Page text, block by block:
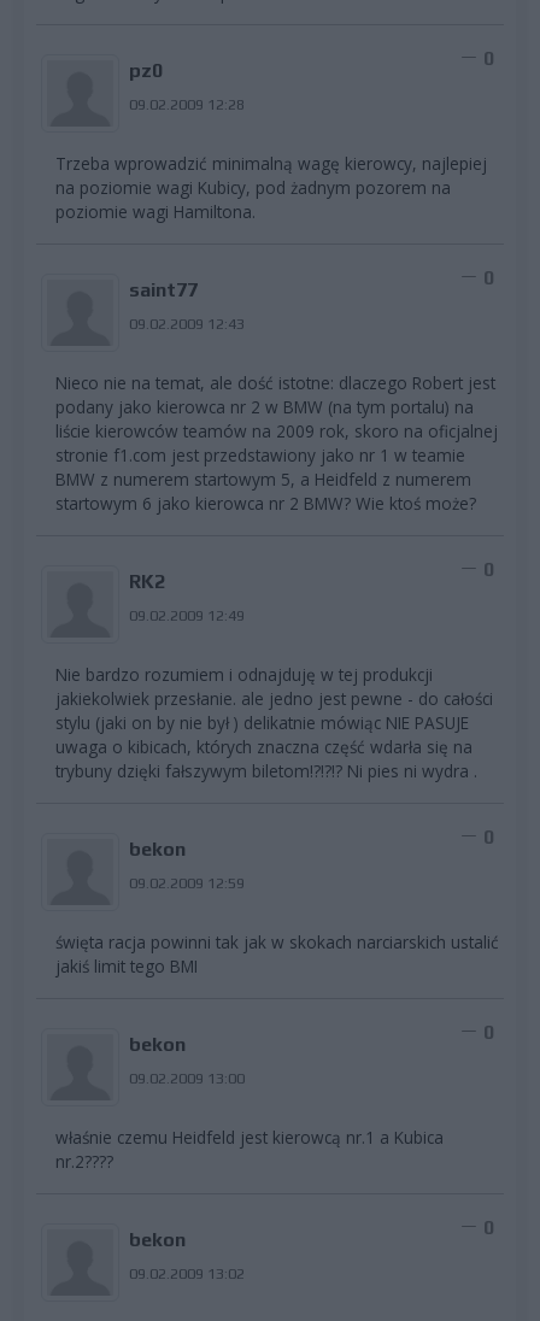
pz0
09.02.2009 12:28
0
Trzeba wprowadzić minimalną wagę kierowcy, najlepiej
na poziomie wagi Kubicy, pod żadnym pozorem na
poziomie wagi Hamiltona.
saint77
09.02.2009 12:43
0
Nieco nie na temat, ale dość istotne: dlaczego Robert jest
podany jako kierowca nr 2 w BMW (na tym portalu) na
liście kierowców teamów na 2009 rok, skoro na oficjalnej
stronie f1.com jest przedstawiony jako nr 1 w teamie
BMW z numerem startowym 5, a Heidfeld z numerem
startowym 6 jako kierowca nr 2 BMW? Wie ktoś może?
RK2
09.02.2009 12:49
0
Nie bardzo rozumiem i odnajduję w tej produkcji
jakiekolwiek przesłanie. ale jedno jest pewne - do całości
stylu (jaki on by nie był ) delikatnie mówiąc NIE PASUJE
uwaga o kibicach, których znaczna część wdarła się na
trybuny dzięki fałszywym biletom!?!?!? Ni pies ni wydra .
bekon
09.02.2009 12:59
0
święta racja powinni tak jak w skokach narciarskich ustalić
jakiś limit tego BMI
bekon
09.02.2009 13:00
0
właśnie czemu Heidfeld jest kierowcą nr.1 a Kubica
nr.2????
bekon
09.02.2009 13:02
0